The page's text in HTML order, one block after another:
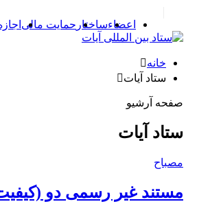
اعضاءساختارحمایت مالیاجازه
خانه
ستاد آیات
صفحه آرشیو
ستاد آیات
مصباح
مستند غیر رسمی دو (کیفیت